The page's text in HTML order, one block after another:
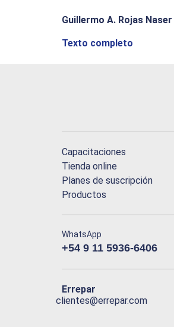
Guillermo A. Rojas Naser
Texto completo
Capacitaciones
Tienda online
Planes de suscripción
Productos
WhatsApp
+54 9 11 5936-6406
Errepar
clientes@errepar.com